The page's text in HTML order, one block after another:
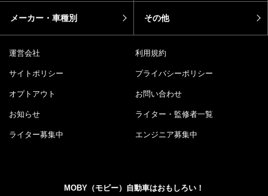
メーカー・車種別 その他
運営会社 利用規約
サイトポリシー プライバシーポリシー
オプトアウト お問い合わせ
お知らせ ライター・監修者一覧
ライター募集中 エンジニア募集中
MOBY（モビー）自動車はおもしろい！